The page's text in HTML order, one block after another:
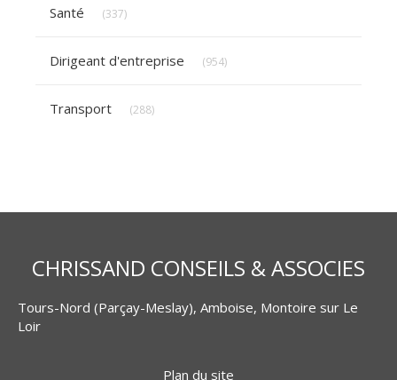
Santé (337)
Dirigeant d'entreprise (954)
Transport (288)
CHRISSAND CONSEILS & ASSOCIES
Tours-Nord (Parçay-Meslay), Amboise, Montoire sur Le
Loir
Plan du site